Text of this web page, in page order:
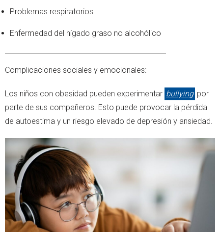
Problemas respiratorios
Enfermedad del hígado graso no alcohólico
Complicaciones sociales y emocionales:
Los niños con obesidad pueden experimentar bullying por
parte de sus compañeros. Esto puede provocar la pérdida
de autoestima y un riesgo elevado de depresión y ansiedad.